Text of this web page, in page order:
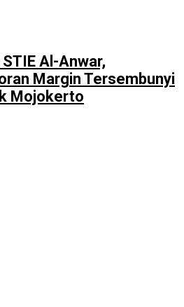
Al-Anwar,
Margin Tersembunyi
Mojokerto